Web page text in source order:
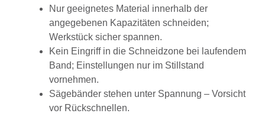
Nur geeignetes Material innerhalb der
angegebenen Kapazitäten schneiden;
Werkstück sicher spannen.
Kein Eingriff in die Schneidzone bei laufendem
Band; Einstellungen nur im Stillstand
vornehmen.
Sägebänder stehen unter Spannung – Vorsicht
vor Rückschnellen.